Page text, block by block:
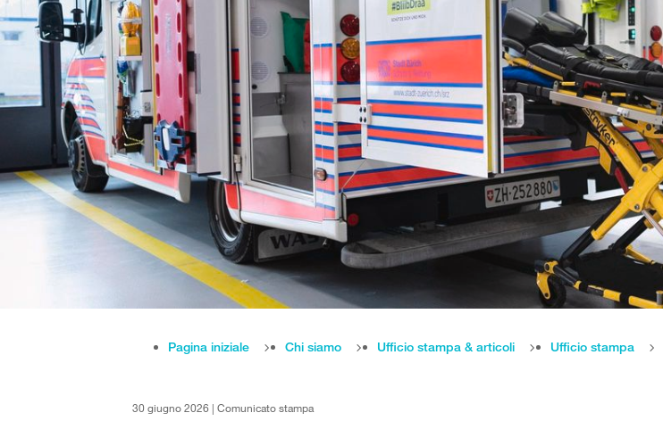
Pagina iniziale Chi siamo Ufficio stampa & articoli Ufficio stampa
30 giugno 2026 | Comunicato stampa